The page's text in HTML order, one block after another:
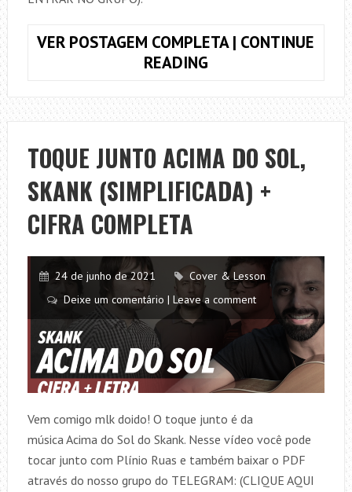
VER POSTAGEM COMPLETA | CONTINUE
READINGTOQUE
TOCANDO
EM
FRENTE,
RENATO
TEIXEIRA
E
(SIMPLIFICADA)
+
CIFRA
COMPLETA
TOQUE JUNTO ACIMA DO SOL,
SKANK (SIMPLIFICADA) +
CIFRA COMPLETA
24 de junho de 2021
Cover & Lesson
Deixe um comentário | Leave a comment
Vem comigo mlk doido! O toque junto é da
música Acima do Sol do Skank. Nesse vídeo você pode
tocar junto com Plínio Ruas e também baixar o PDF
através do nosso grupo do TELEGRAM: (CLIQUE AQUI